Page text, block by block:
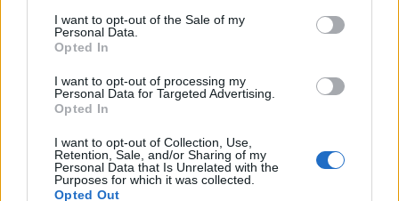
consent section.
I want to opt-out of the Sale of my
Personal Data.
Opted In
I want to opt-out of processing my
Personal Data for Targeted Advertising.
Opted In
I want to opt-out of Collection, Use,
Retention, Sale, and/or Sharing of my
Personal Data that Is Unrelated with the
Purposes for which it was collected.
Opted Out
Categorie
Abrasivi
I prodotti abrasivi